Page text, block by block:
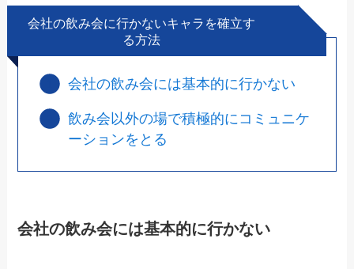
会社の飲み会に行かないキャラを確立す
る方法
会社の飲み会には基本的に行かない
飲み会以外の場で積極的にコミュニケ
ーションをとる
会社の飲み会には基本的に行かない